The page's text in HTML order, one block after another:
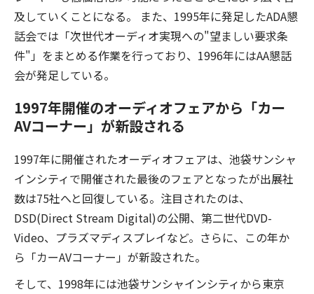
及していくことになる。 また、1995年に発足したADA懇
話会では「次世代オーディオ実現への"望ましい要求条
件"」をまとめる作業を行っており、1996年にはAA懇話
会が発足している。
1997年開催のオーディオフェアから「カー
AVコーナー」が新設される
1997年に開催されたオーディオフェアは、池袋サンシャ
インシティで開催された最後のフェアとなったが出展社
数は75社へと回復している。注目されたのは、
DSD(Direct Stream Digital)の公開、第二世代DVD-
Video、プラズマディスプレイなど。さらに、この年か
ら「カーAVコーナー」が新設された。
そして、1998年には池袋サンシャインシティから東京